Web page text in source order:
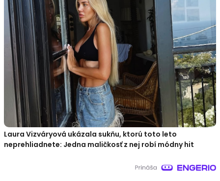
Laura Vizváryová ukázala sukňu, ktorú toto leto
neprehliadnete: Jedna maličkosť z nej robí módny hit